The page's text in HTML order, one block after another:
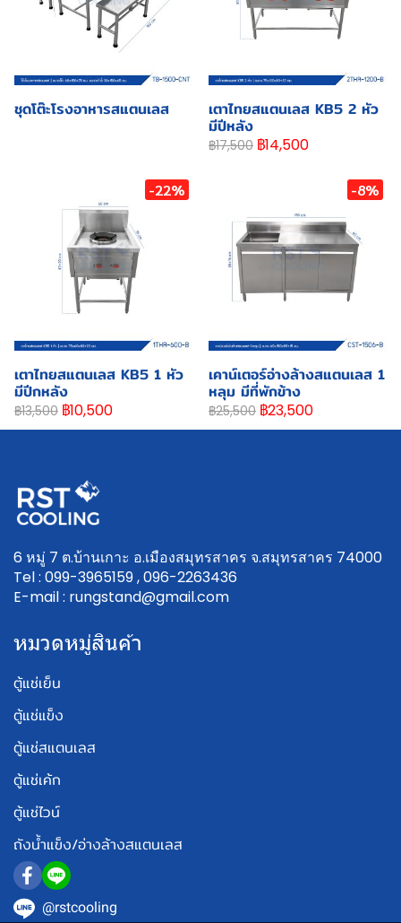
ชุดโต๊ะโรงอาหารสแตนเลส เตาไทยสแตนเลส KB5 2 หัว
มีปีหลัง
฿17,500 ฿14,500
-22%
เตาไทยสแตนเลส KB5 1 หัว
มีปีกหลัง
฿13,500 ฿10,500
-8%
เคาน์เตอร์อ่างล้างสแตนเลส 1
หลุม มีที่พักข้าง
฿25,500 ฿23,500
6 หมู่ 7 ต.บ้านเกาะ อ.เมืองสมุทรสาคร จ.สมุทรสาคร 74000
Tel : 099-3965159 , 096-2263436
E-mail : rungstand@gmail.com
หมวดหมู่สินค้า
ตู้แช่เย็น
ตู้แช่แข็ง
ตู้แช่สแตนเลส
ตู้แช่เค้ก
ตู้แช่ไวน์
ถังน้ำแข็ง/อ่างล้างสแตนเลส
@rstcooling